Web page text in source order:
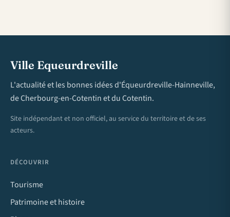
Ville Equeurdreville
L'actualité et les bonnes idées d'Équeurdreville-Hainneville,
de Cherbourg-en-Cotentin et du Cotentin.
Site indépendant et non officiel, au service du territoire et de ses
acteurs.
DÉCOUVRIR
Tourisme
Patrimoine et histoire